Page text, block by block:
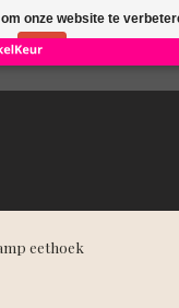
26 Reviews
eethoek
onze website te
Nee